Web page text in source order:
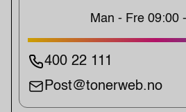
Man - Fre 09:00
400 22 111
Post@tonerweb.no